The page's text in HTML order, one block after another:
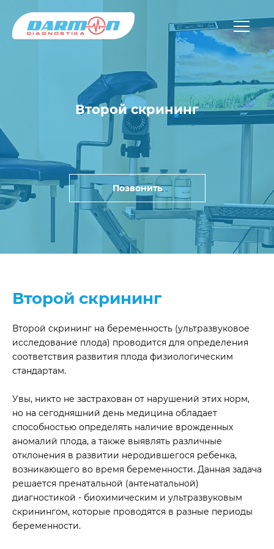
Второй скрининг
Позвонить
Второй скрининг
Второй скрининг на беременность (ультразвуковое
исследование плода) проводится для определения
соответствия развития плода физиологическим
стандартам.
Увы, никто не застрахован от нарушений этих норм,
но на сегодняшний день медицина обладает
способностью определять наличие врожденных
аномалий плода, а также выявлять различные
отклонения в развитии неродившегося ребенка,
возникающего во время беременности. Данная задача
решается пренатальной (антенатальной)
диагностикой - биохимическим и ультразвуковым
скринингом, которые проводятся в разные периоды
беременности.